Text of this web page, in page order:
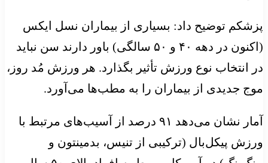
پزشکم توضیح داد: بسیاری از بیماران نسل ایکس
(اکنون در دهه ۴۰ و ۵۰ سالگی) باور دارند سن نباید
در انتخاب نوع ورزش تأثیر بگذارد. هر ورزش مُد روز،
موج جدیدی از بیماران را به مطب‌ها می‌آورد.
آمار نشان می‌دهد ۹۱ درصد از آسیب‌های مرتبط با
ورزش پیکل‌بال (ترکیبی از تنیس، بدمینتون و